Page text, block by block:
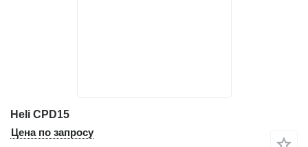
Heli CPD15
Цена по запросу